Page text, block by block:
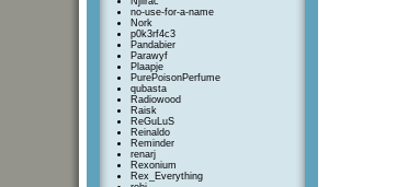
no-use-for-a-name
Nork
p0k3rf4c3
Pandabier
Parawyf
Plaapje
PurePoisonPerfume
qubasta
Radiowood
Raisk
ReGuLuS
Reinaldo
Reminder
renarj
Rexonium
Rex_Everything